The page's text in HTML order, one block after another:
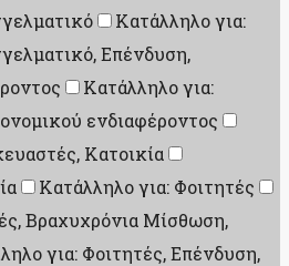
Κατάλληλο για:
Επένδυση,
Κατάλληλο για:
ενδιαφέροντος
Κατοικία
Κατάλληλο για: Φοιτητές
Βραχυχρόνια Μίσθωση,
για: Φοιτητές, Επένδυση,